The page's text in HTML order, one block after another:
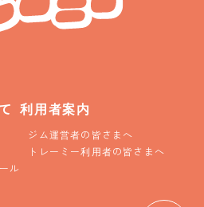
ル
利用者案内
ジム運営者の皆さまへ
トレーミー利用者の皆さまへ